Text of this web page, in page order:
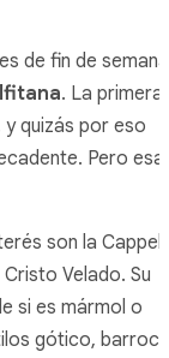
de fin de semana
. La primera
y quizás por eso
Pero esa
son la
Velado. Su
si es mármol o
gótico,